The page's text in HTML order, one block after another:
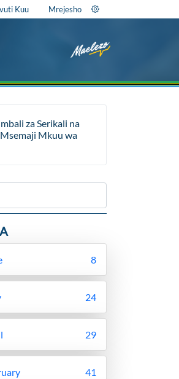
Kuu Mrejesho
za Serikali na
Mkuu wa
8
24
29
41